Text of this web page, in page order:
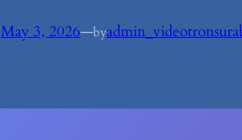
May 3, 2026—by